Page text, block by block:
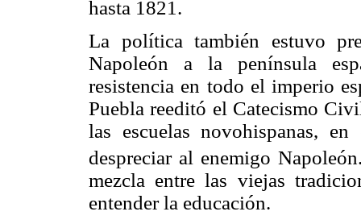
hasta 1821.
La política también estuvo
Napoleón a la península
resistencia en todo el imperio
Puebla reeditó el Catecismo
las escuelas novohispanas,
despreciar al enemigo
mezcla entre las viejas
entender la educación.